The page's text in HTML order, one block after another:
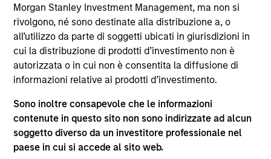
Morgan Stanley Investment Management, ma non si
rivolgono, né sono destinate alla distribuzione a, o
all’utilizzo da parte di soggetti ubicati in giurisdizioni in
cui la distribuzione di prodotti d’investimento non è
autorizzata o in cui non è consentita la diffusione di
informazioni relative ai prodotti d’investimento.
Sono inoltre consapevole che le informazioni
contenute in questo sito non sono indirizzate ad alcun
soggetto diverso da un investitore professionale nel
paese in cui si accede al sito web.
Approfondimenti correlati